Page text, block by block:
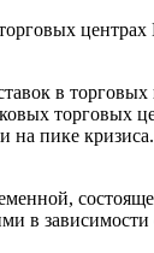
в
пике
в